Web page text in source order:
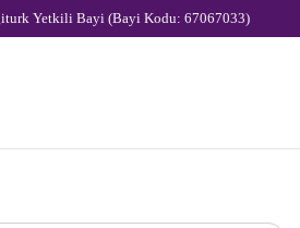
Yetkili Bayi (Bayi Kodu: 67067033)